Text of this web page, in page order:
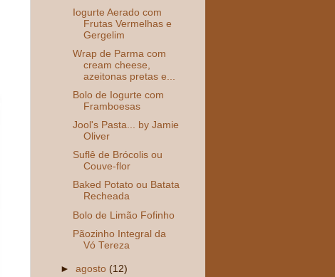
Iogurte Aerado com
Frutas Vermelhas e
Gergelim
Wrap de Parma com
cream cheese,
azeitonas pretas e...
Bolo de Iogurte com
Framboesas
Jool's Pasta... by Jamie
Oliver
Suflê de Brócolis ou
Couve-flor
Baked Potato ou Batata
Recheada
Bolo de Limão Fofinho
Pãozinho Integral da
Vó Tereza
►agosto (12)